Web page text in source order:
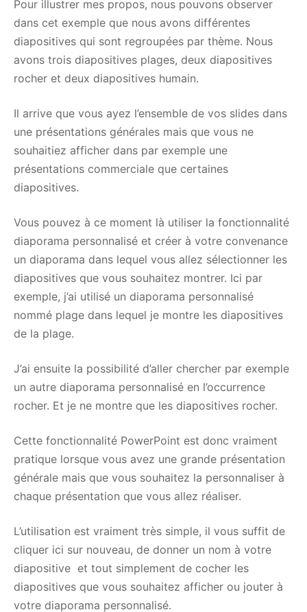
Pour illustrer mes propos, nous pouvons observer
dans cet exemple que nous avons différentes
diapositives qui sont regroupées par thème. Nous
avons trois diapositives plages, deux diapositives
rocher et deux diapositives humain.
Il arrive que vous ayez l’ensemble de vos slides dans
une présentations générales mais que vous ne
souhaitiez afficher dans par exemple une
présentations commerciale que certaines
diapositives.
Vous pouvez à ce moment là utiliser la fonctionnalité
diaporama personnalisé et créer à votre convenance
un diaporama dans lequel vous allez sélectionner les
diapositives que vous souhaitez montrer. Ici par
exemple, j’ai utilisé un diaporama personnalisé
nommé plage dans lequel je montre les diapositives
de la plage.
J’ai ensuite la possibilité d’aller chercher par exemple
un autre diaporama personnalisé en l’occurrence
rocher. Et je ne montre que les diapositives rocher.
Cette fonctionnalité PowerPoint est donc vraiment
pratique lorsque vous avez une grande présentation
générale mais que vous souhaitez la personnaliser à
chaque présentation que vous allez réaliser.
L’utilisation est vraiment très simple, il vous suffit de
cliquer ici sur nouveau, de donner un nom à votre
diapositive et tout simplement de cocher les
diapositives que vous souhaitez afficher ou jouter à
votre diaporama personnalisé.